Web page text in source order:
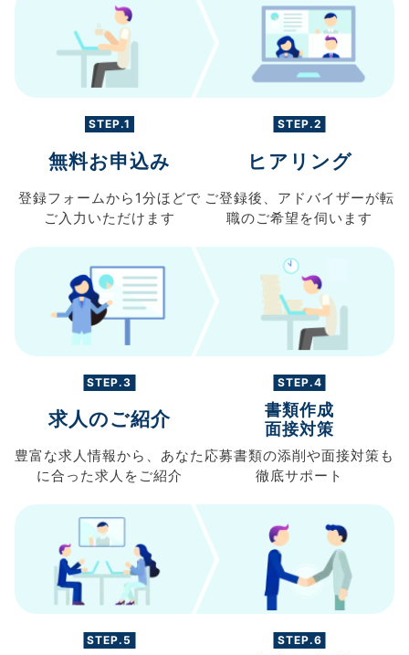
STEP.1
無料お申込み
登録フォームから 1分ほどで
ご入力 いただけます
STEP.2
ヒアリング
ご登録後、 アドバイザーが転
職のご希望を伺います
STEP.3
求人のご紹介
豊富な求人情報から、 あなた
に合った求人を ご紹介
STEP.4
書類作成
面接対策
応募書類の添削や面接対策も
徹底サポート
STEP.5 STEP.6